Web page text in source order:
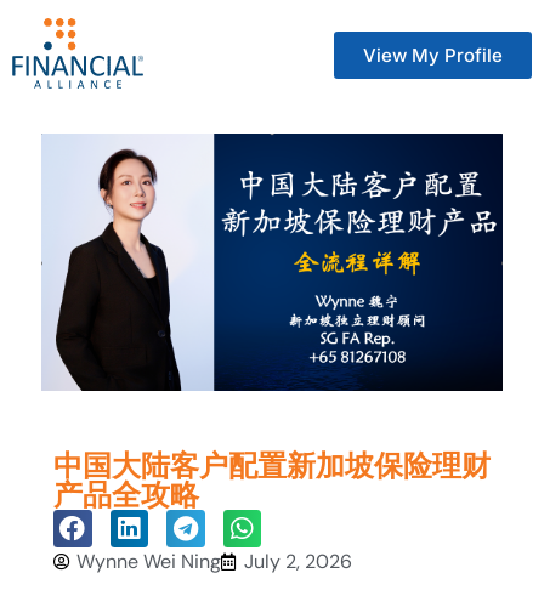
View My Profile
中国大陆客户配置新加坡保险理财
产品全攻略
Wynne Wei Ning July 2, 2026